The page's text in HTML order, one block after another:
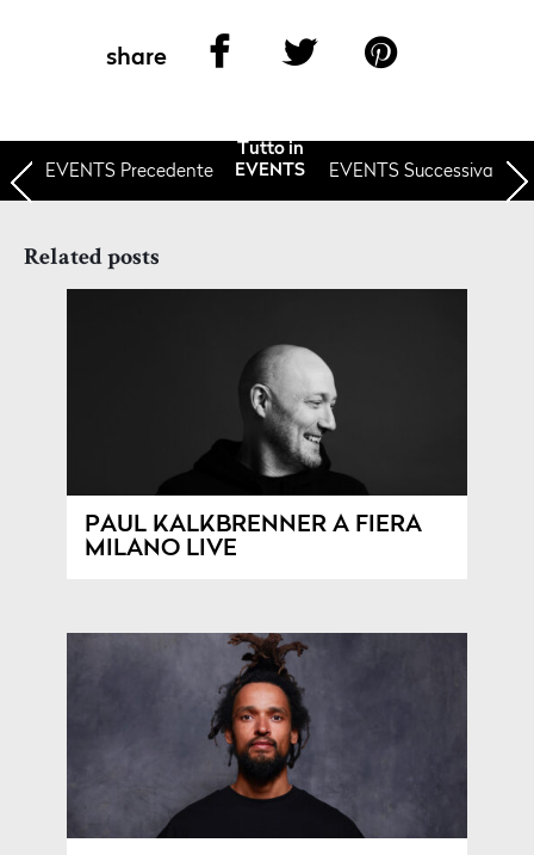
share
EVENTS Precedente
Tutto in
EVENTS
EVENTS Successiva
Related posts
PAUL KALKBRENNER A FIERA
MILANO LIVE